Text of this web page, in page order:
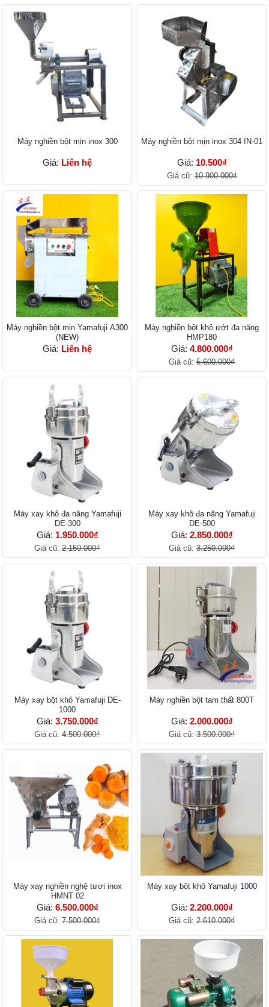
Máy nghiền bột mịn inox 300
Giá: Liên hệ
Máy nghiền bột mịn inox 304 IN-01
Giá: 10.500₫
Giá cũ:10.900.000₫
Máy nghiền bột mịn Yamafuji A300
(NEW)
Giá: Liên hệ
Máy nghiền bột khô ướt đa năng
HMP180
Giá: 4.800.000₫
Giá cũ: 5.600.000₫
Máy xay khô đa năng Yamafuji
DE-300
Giá: 1.950.000₫
Giá cũ: 2.150.000₫
Máy xay khô đa năng Yamafuji
DE-500
Giá: 2.850.000₫
Giá cũ: 3.250.000₫
Máy xay bột khô Yamafuji DE-
1000
Giá: 3.750.000₫
Giá cũ: 4.500.000₫
Máy nghiền bột tam thất 800T
Giá: 2.000.000₫
Giá cũ: 3.500.000₫
Máy xay nghiền nghệ tươi inox
HMNT 02
Giá: 6.500.000₫
Giá cũ: 7.500.000₫
Máy xay bột khô Yamafuji 1000
Giá: 2.200.000₫
Giá cũ: 2.610.000₫